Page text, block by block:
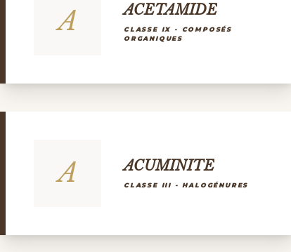
A ACETAMIDE
CLASSE IX - COMPOSÉS
ORGANIQUES
A ACUMINITE
CLASSE III - HALOGÉNURES